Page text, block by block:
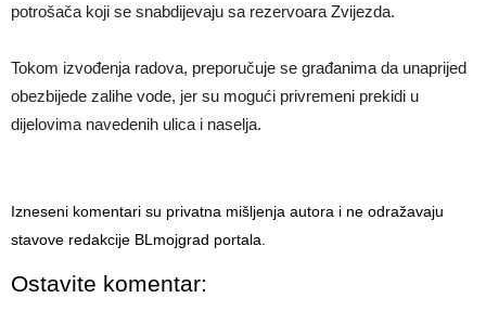
potrošača koji se snabdijevaju sa rezervoara Zvijezda.
Tokom izvođenja radova, preporučuje se građanima da unaprijed
obezbijede zalihe vode, jer su mogući privremeni prekidi u
dijelovima navedenih ulica i naselja.
Izneseni komentari su privatna mišljenja autora i ne odražavaju
stavove redakcije BLmojgrad portala.
Ostavite komentar: